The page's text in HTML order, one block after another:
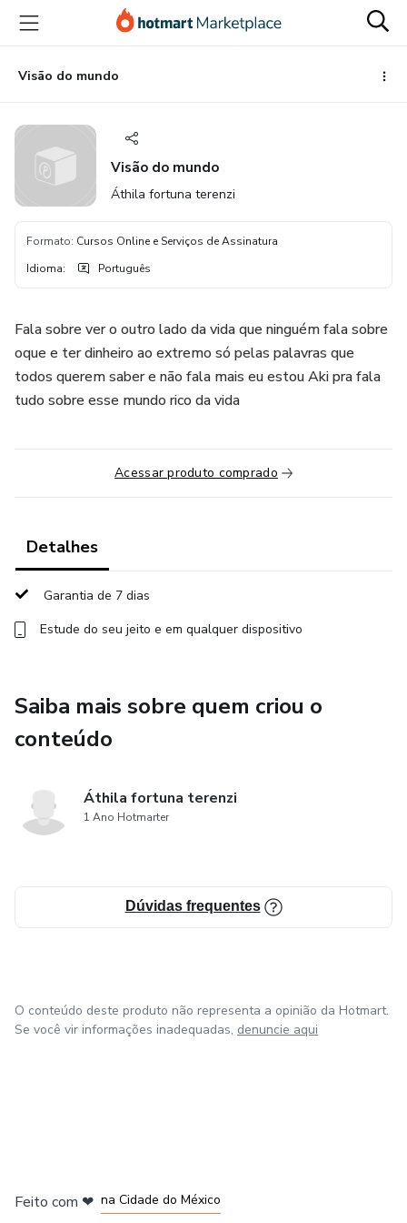
para
conteúdo
principal
para
pagamento
para
rodapé
Visão do mundo
Visão do mundo
Áthila fortuna terenzi
Formato: Cursos Online e Serviços de Assinatura
Idioma: Português
Fala sobre ver o outro lado da vida que ninguém fala sobre
oque e ter dinheiro ao extremo só pelas palavras que
todos querem saber e não fala mais eu estou Aki pra fala
tudo sobre esse mundo rico da vida
Acessar produto comprado
Detalhes
Garantia de 7 dias
Estude do seu jeito e em qualquer dispositivo
Saiba mais sobre quem criou o
conteúdo
Áthila fortuna terenzi
1 Ano Hotmarter
Dúvidas frequentes
O conteúdo deste produto não representa a opinião da Hotmart.
Se você vir informações inadequadas, denuncie aqui
Feito com ❤ na Cidade do México